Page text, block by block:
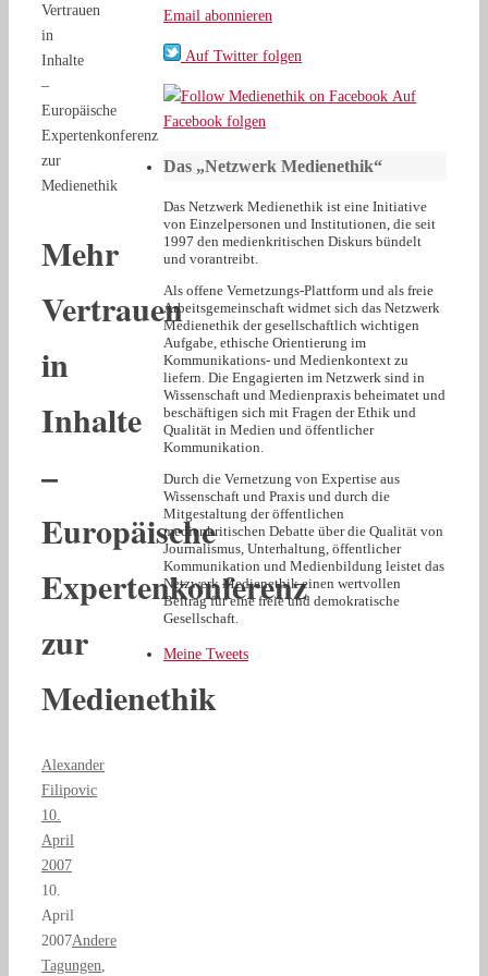
Vertrauen
in
Inhalte
–
Europäische
Expertenkonferenz
zur
Medienethik
Mehr
Vertrauen
in
Inhalte
–
Europäische
Expertenkonferenz
zur
Medienethik
Alexander
Filipovic
10.
April
2007
10.
April
2007Andere
Tagungen
Email abonnieren
Auf Twitter folgen
Auf
Facebook folgen
Das „Netzwerk Medienethik“
Das Netzwerk Medienethik ist eine Initiative
von Einzelpersonen und Institutionen, die seit
1997 den medienkritischen Diskurs bündelt
und vorantreibt.
Als offene Vernetzungs-Plattform und als freie
Arbeitsgemeinschaft widmet sich das Netzwerk
Medienethik der gesellschaftlich wichtigen
Aufgabe, ethische Orientierung im
Kommunikations- und Medienkontext zu
liefern. Die Engagierten im Netzwerk sind in
Wissenschaft und Medienpraxis beheimatet und
beschäftigen sich mit Fragen der Ethik und
Qualität in Medien und öffentlicher
Kommunikation.
Durch die Vernetzung von Expertise aus
Wissenschaft und Praxis und durch die
Mitgestaltung der öffentlichen
medienkritischen Debatte über die Qualität von
Journalismus, Unterhaltung, öffentlicher
Kommunikation und Medienbildung leistet das
Netzwerk Medienethik einen wertvollen
Beitrag für eine freie und demokratische
Gesellschaft.
Meine Tweets